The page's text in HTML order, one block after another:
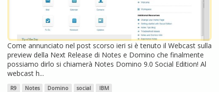
Come annunciato nel post scorso ieri si è tenuto il Webcast sulla
preview della Next Release di Notes e Domino che finalmente
possiamo dirlo si chiamerà Notes Domino 9.0 Social Edition! Al
webcast h...
R9 Notes Domino social IBM